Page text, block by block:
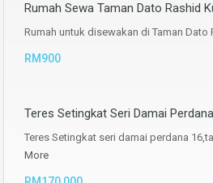
Rumah Sewa Taman Dato Rashid
Rumah untuk disewakan di Taman Dato
RM900
Teres Setingkat Seri Damai
Teres Setingkat seri damai perdana
More